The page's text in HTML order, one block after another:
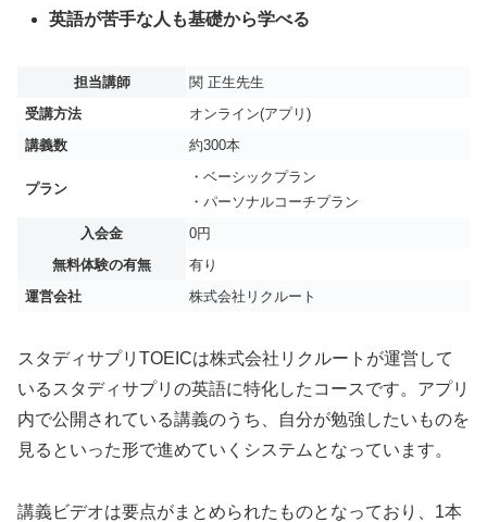
英語が苦手な人も基礎から学べる
担当講師
関 正生先生
受講方法
オンライン(アプリ)
講義数
約300本
プラン
・ベーシックプラン
・パーソナルコーチプラン
入会金
0円
無料体験の有無
有り
運営会社
株式会社リクルート
スタディサプリTOEICは株式会社リクルートが運営して
いるスタディサプリの英語に特化したコースです。アプリ
内で公開されている講義のうち、自分が勉強したいものを
見るといった形で進めていくシステムとなっています。
講義ビデオは要点がまとめられたものとなっており、1本